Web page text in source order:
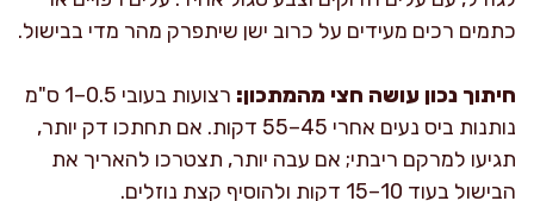
כתמים רכים מעידים על כרוב ישן שיתפרק מהר מדי בבישול.
חיתוך נכון עושה חצי מהמתכון:
רצועות בעובי 0.5–1 ס"מ
נותנות ביס נעים אחרי 45–55 דקות. אם תחתכו דק יותר,
תגיעו למרקם ריבתי; אם עבה יותר, תצטרכו להאריך את
הבישול בעוד 10–15 דקות ולהוסיף קצת נוזלים.